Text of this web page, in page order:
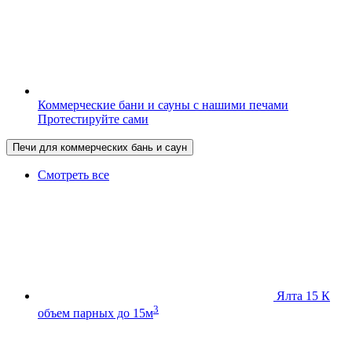
Коммерческие бани и сауны с нашими печами
Протестируйте сами
Печи для коммерческих бань и саун
Смотреть все
Ялта 15 К
объем парных до 15м3